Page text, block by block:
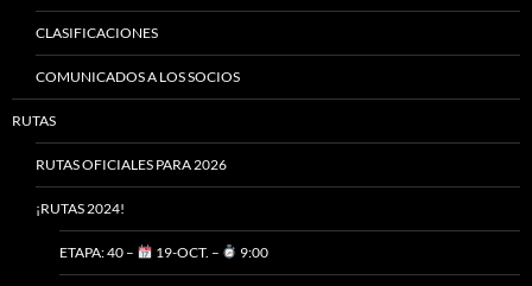
CLASIFICACIONES
COMUNICADOS A LOS SOCIOS
RUTAS
RUTAS OFICIALES PARA 2026
¡RUTAS 2024!
ETAPA: 40 – 19-OCT. – 9:00